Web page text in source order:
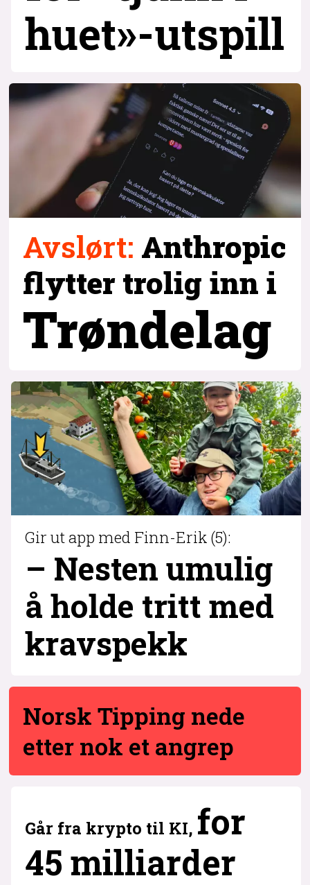
huet»-utspill
Avslørt: Anthropic
flytter trolig inn i
Trøndelag
Gir ut app med Finn-Erik (5):
– Nesten umulig
å holde tritt med
krav­spekk
Norsk Tipping nede
etter nok et angrep
Går fra krypto til KI, for
45 milliarder